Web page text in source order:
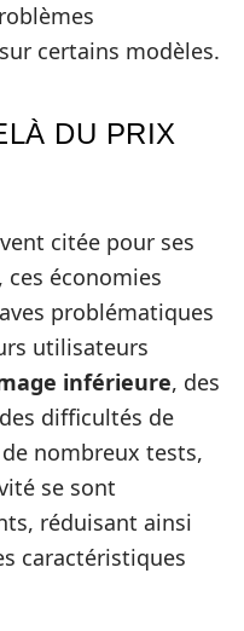
certains modèles.
DU PRIX
citée pour ses
économies
problématiques
utilisateurs
inférieure, des
difficultés de
nombreux tests,
se sont
réduisant ainsi
caractéristiques